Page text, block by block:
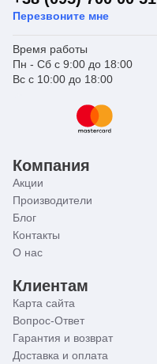
Перезвоните мне
Время работы
Пн - Сб с 9:00 до 18:00
Вс с 10:00 до 18:00
Компания
Акции
Производители
Блог
Контакты
О нас
Клиентам
Карта сайта
Вопрос-Ответ
Гарантия и возврат
Доставка и оплата